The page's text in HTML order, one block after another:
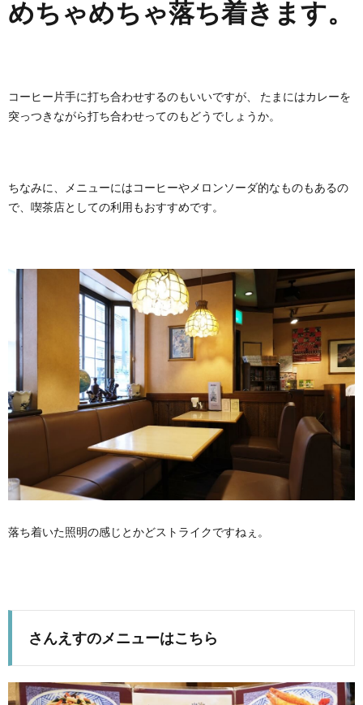
めちゃめちゃ落ち着きます。
コーヒー片手に打ち合わせするのもいいですが、 たまにはカレーを
突っつきながら打ち合わせってのもどうでしょうか。
ちなみに、メニューにはコーヒーやメロンソーダ的なものもあるの
で、喫茶店としての利用もおすすめです。
落ち着いた照明の感じとかどストライクですねぇ。
さんえすのメニューはこちら